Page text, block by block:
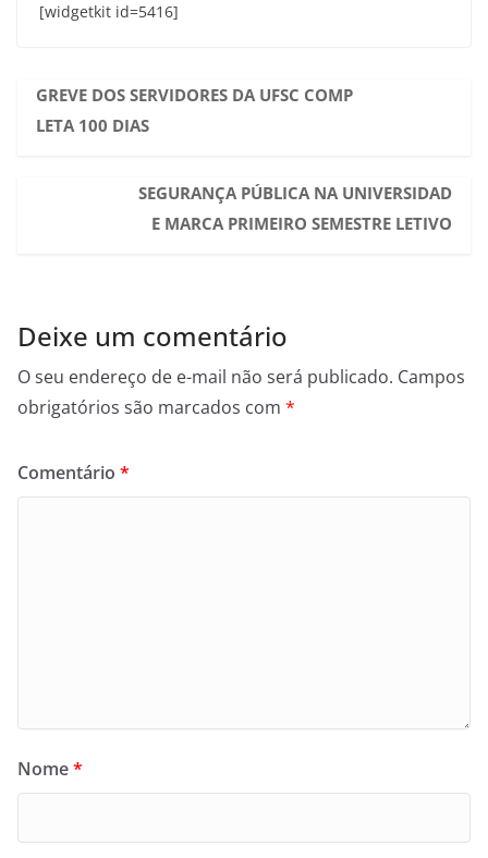
[widgetkit id=5416]
GREVE DOS SERVIDORES DA UFSC COMP
LETA 100 DIAS
SEGURANÇA PÚBLICA NA UNIVERSIDAD
E MARCA PRIMEIRO SEMESTRE LETIVO
Deixe um comentário
O seu endereço de e-mail não será publicado. Campos
obrigatórios são marcados com *
Comentário *
Nome*